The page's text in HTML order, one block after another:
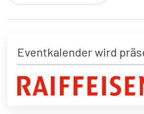
Eventkalender wird